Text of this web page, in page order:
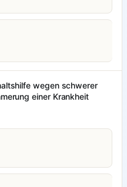
wegen schwerer
einer Krankheit